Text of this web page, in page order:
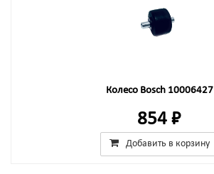
Колесо Bosch 10006427
854 ₽
Добавить в корзину